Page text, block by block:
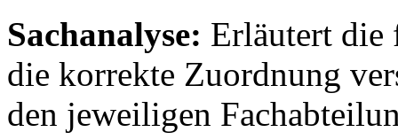
Sachanalyse: Erläutert die
die korrekte Zuordnung
den jeweiligen